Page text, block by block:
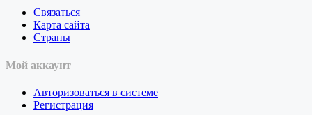
Связаться
Карта сайта
Страны
Мой аккаунт
Авторизоваться в системе
Регистрация